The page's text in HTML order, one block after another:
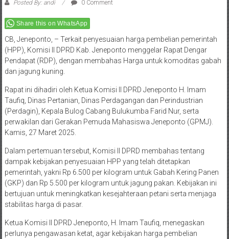
Posted By: andi 0 Comment
Share this on WhatsApp
CB, Jeneponto, – Terkait penyesuaian harga pembelian pemerintah
(HPP), Komisi II DPRD Kab. Jeneponto menggelar Rapat Dengar
Pendapat (RDP), dengan membahas Harga untuk komoditas gabah
dan jagung kuning.
Rapat ini dihadiri oleh Ketua Komisi II DPRD Jeneponto H. Imam
Taufiq, Dinas Pertanian, Dinas Perdagangan dan Perindustrian
(Perdagin), Kepala Bulog Cabang Bulukumba Farid Nur, serta
perwakilan dari Gerakan Pemuda Mahasiswa Jeneponto (GPMJ).
Kamis, 27 Maret 2025.
Dalam pertemuan tersebut, Komisi II DPRD membahas tentang
dampak kebijakan penyesuaian HPP yang telah ditetapkan
pemerintah, yakni Rp 6.500 per kilogram untuk Gabah Kering Panen
(GKP) dan Rp 5.500 per kilogram untuk jagung pakan. Kebijakan ini
bertujuan untuk meningkatkan kesejahteraan petani serta menjaga
stabilitas harga di pasar.
Ketua Komisi II DPRD Jeneponto, H. Imam Taufiq, menegaskan
perlunya pengawasan ketat, agar kebijakan harga pembelian